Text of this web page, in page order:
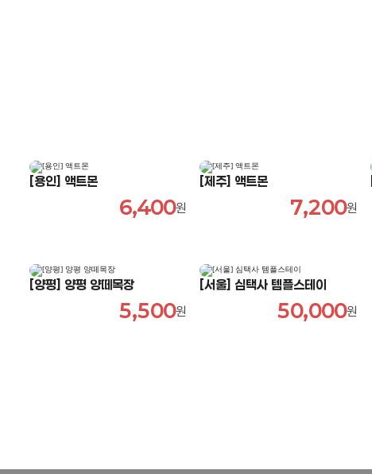
[용인] 액트몬
6,400원
[제주] 액트몬
7,200원
[양평] 양평 양떼목장
5,500원
[서울] 심택사 템플스테이
50,000원